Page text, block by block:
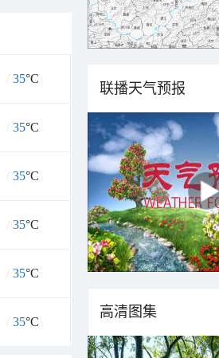
/ 35°C
/ 35°C
/ 35°C
/ 35°C
/ 35°C
/ 35°C
联播天气预报
高清图集